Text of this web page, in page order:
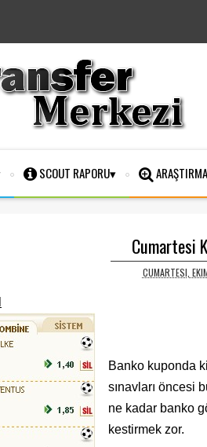
SCOUT RAPORU ARAŞTIRMA
Cumartesi
CUMARTESI,
Banko kuponda
sınavları öncesi
ne kadar banko
kestirmek zor.